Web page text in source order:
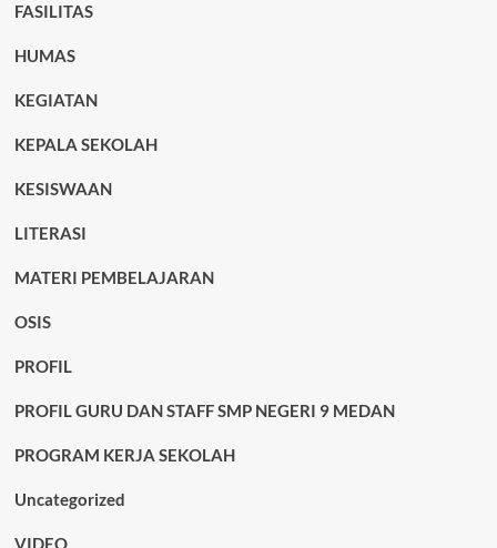
FASILITAS
HUMAS
KEGIATAN
KEPALA SEKOLAH
KESISWAAN
LITERASI
MATERI PEMBELAJARAN
OSIS
PROFIL
PROFIL GURU DAN STAFF SMP NEGERI 9 MEDAN
PROGRAM KERJA SEKOLAH
Uncategorized
VIDEO